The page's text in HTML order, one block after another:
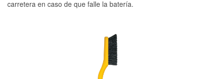
carretera en caso de que falle la batería.